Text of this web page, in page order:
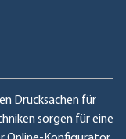
Drucksachen für
sorgen für eine